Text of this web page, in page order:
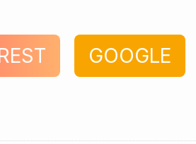
GOOGLE